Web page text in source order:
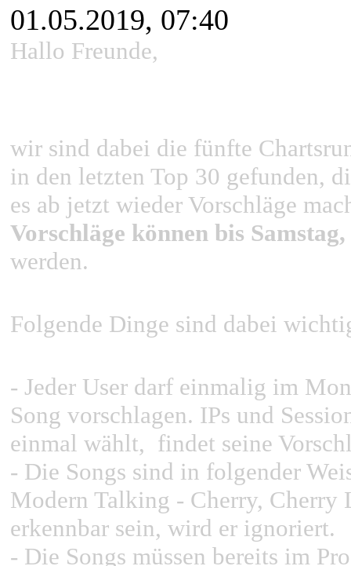
01.05.2019, 07:40
Hallo Freunde,
wir sind dabei die fünfte
in den letzten Top 30 gefunden,
es ab jetzt wieder Vorschläge
Vorschläge können bis
werden.
Folgende Dinge sind dabei
- Jeder User darf einmalig im
Song vorschlagen. IPs und
einmal wählt, findet seine
- Die Songs sind in folgender
Modern Talking - Cherry, Cherry
erkennbar sein, wird er ignoriert.
- Die Songs müssen bereits im